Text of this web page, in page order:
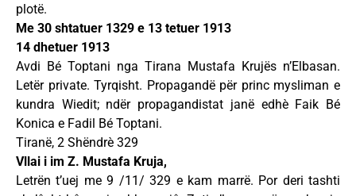
plotë.
Me 30 shtatuer 1329 e 13 tetuer 1913
14 dhetuer 1913
Avdi Bé Toptani nga Tirana Mustafa Krujës n’Elbasan.
Letër private. Tyrqisht. Propagandë për princ mysliman e
kundra Wiedit; ndër propagandistat janë edhè Faik Bé
Konica e Fadil Bé Toptani.
Tiranë, 2 Shëndrè 329
Vllai i im Z. Mustafa Kruja,
Letrën t’uej me 9 /11/ 329 e kam marrë. Por deri tashti